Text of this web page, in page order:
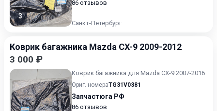
3
86 отзывов
Санкт-Петербург
Коврик багажника Mazda CX-9 2009-2012
3 000 ₽
Коврик багажника для Mazda CX-9 2007-2016
Ориг. номераTG31V0381
Запчастюга РФ
86 отзывов